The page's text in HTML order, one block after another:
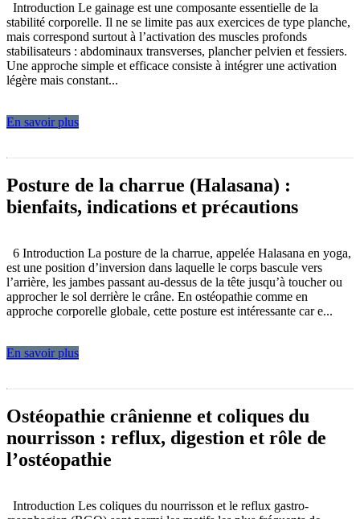
Introduction Le gainage est une composante essentielle de la
stabilité corporelle. Il ne se limite pas aux exercices de type planche,
mais correspond surtout à l’activation des muscles profonds
stabilisateurs : abdominaux transverses, plancher pelvien et fessiers.
Une approche simple et efficace consiste à intégrer une activation
légère mais constant...
En savoir plus
Posture de la charrue (Halasana) :
bienfaits, indications et précautions
6 Introduction La posture de la charrue, appelée Halasana en yoga,
est une position d’inversion dans laquelle le corps bascule vers
l’arrière, les jambes passant au-dessus de la tête jusqu’à toucher ou
approcher le sol derrière le crâne. En ostéopathie comme en
approche corporelle globale, cette posture est intéressante car e...
En savoir plus
Ostéopathie crânienne et coliques du
nourrisson : reflux, digestion et rôle de
l’ostéopathie
Introduction Les coliques du nourrisson et le reflux gastro-